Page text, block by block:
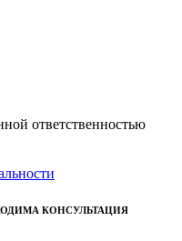
ответственностью
КОНСУЛЬТАЦИЯ